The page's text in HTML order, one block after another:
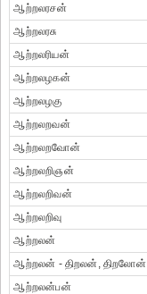
ஆற்றலரசன்
ஆற்றலரசு
ஆற்றலரியன்
ஆற்றலழகன்
ஆற்றலழகு
ஆற்றலறவன்
ஆற்றலறவோன்
ஆற்றலறிஞன்
ஆற்றலறிவன்
ஆற்றலறிவு
ஆற்றலன்
ஆற்றலன் - திறலன், திறலோன்
ஆற்றலன்பன்